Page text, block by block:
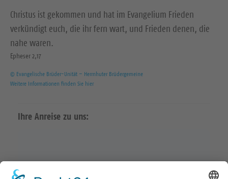
Christus ist gekommen und hat im Evangelium Frieden
verkündigt euch, die ihr fern wart, und Frieden denen, die
nahe waren.
Epheser 2,17
© Evangelische Brüder-Unität – Herrnhuter Brüdergemeine
Weitere Informationen finden Sie hier
Ihre Anreise zu uns: